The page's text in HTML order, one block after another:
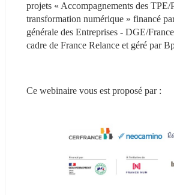
projets « Accompagnements des TPE/
transformation numérique » financé
générale des Entreprises - DGE/
cadre de France Relance et géré par
Ce webinaire vous est proposé par :